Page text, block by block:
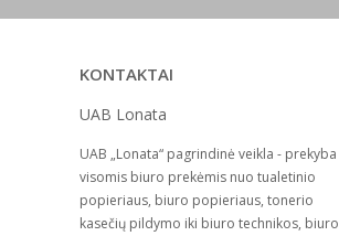
KONTAKTAI
UAB Lonata
UAB „Lonata“ pagrindinė veikla - prekyba
visomis biuro prekėmis nuo tualetinio
popieriaus, biuro popieriaus, tonerio
kasečių pildymo iki biuro technikos, biuro